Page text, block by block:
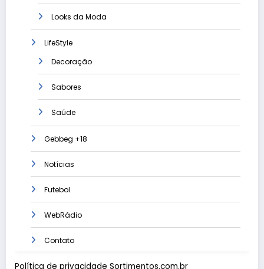
Looks da Moda
LifeStyle
Decoração
Sabores
Saúde
Gebbeg +18
Notícias
Futebol
WebRádio
Contato
Política de privacidade Sortimentos.com.br